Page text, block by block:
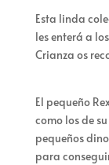
Esta linda
les enterá a
Crianza os
El pequeño
como los de
pequeños
para